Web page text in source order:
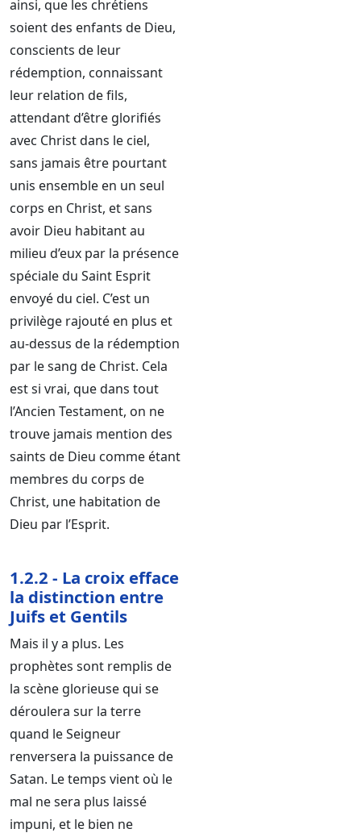
ainsi, que les chrétiens
soient des enfants de Dieu,
conscients de leur
rédemption, connaissant
leur relation de fils,
attendant d’être glorifiés
avec Christ dans le ciel,
sans jamais être pourtant
unis ensemble en un seul
corps en Christ, et sans
avoir Dieu habitant au
milieu d’eux par la présence
spéciale du Saint Esprit
envoyé du ciel. C’est un
privilège rajouté en plus et
au-dessus de la rédemption
par le sang de Christ. Cela
est si vrai, que dans tout
l’Ancien Testament, on ne
trouve jamais mention des
saints de Dieu comme étant
membres du corps de
Christ, une habitation de
Dieu par l’Esprit.
1.2.2 - La croix efface
la distinction entre
Juifs et Gentils
Mais il y a plus. Les
prophètes sont remplis de
la scène glorieuse qui se
déroulera sur la terre
quand le Seigneur
renversera la puissance de
Satan. Le temps vient où le
mal ne sera plus laissé
impuni, et le bien ne